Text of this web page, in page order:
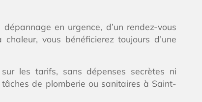
en urgence, d’un rendez-vous
vous bénéficierez toujours d’une
les tarifs, sans dépenses secrètes ni
de plomberie ou sanitaires à Saint-